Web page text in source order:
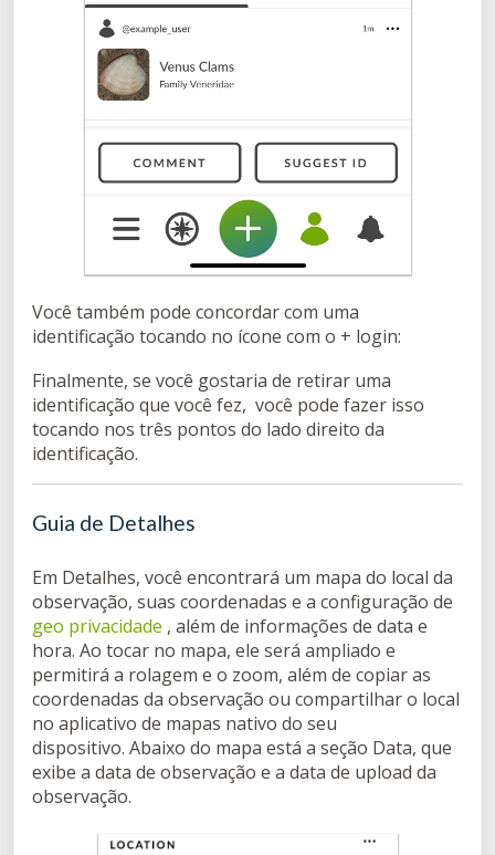
Você também pode concordar com uma
identificação tocando no ícone com o + login:
Finalmente, se você gostaria de retirar uma
identificação que você fez, você pode fazer isso
tocando nos três pontos do lado direito da
identificação.
Guia de Detalhes
Em Detalhes, você encontrará um mapa do local da
observação, suas coordenadas e a configuração de
geo privacidade , além de informações de data e
hora. Ao tocar no mapa, ele será ampliado e
permitirá a rolagem e o zoom, além de copiar as
coordenadas da observação ou compartilhar o local
no aplicativo de mapas nativo do seu
dispositivo. Abaixo do mapa está a seção Data, que
exibe a data de observação e a data de upload da
observação.